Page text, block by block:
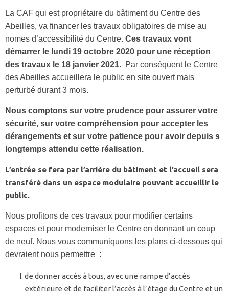
La CAF qui est propriétaire du bâtiment du Centre des
Abeilles, va financer les travaux obligatoires de mise au
nomes d’accessibilité du Centre. Ces travaux vont
démarrer le lundi 19 octobre 2020 pour une réception
des travaux le 18 janvier 2021. Par conséquent le Centre
des Abeilles accueillera le public en site ouvert mais
perturbé durant 3 mois.
Nous comptons sur votre prudence pour assurer votre
sécurité, sur votre compréhension pour accepter les
dérangements et sur votre patience pour avoir depuis s
longtemps attendu cette réalisation.
L’entrée se fera par l’arrière du bâtiment et l’accueil sera
transféré dans un espace modulaire pouvant accueillir le
public.
Nous profitons de ces travaux pour modifier certains
espaces et pour moderniser le Centre en donnant un coup
de neuf. Nous vous communiquons les plans ci-dessous qui
devraient nous permettre :
de donner accès à tous, avec une rampe d’accès
extérieure et de faciliter l’accès à l’étage du Centre et un